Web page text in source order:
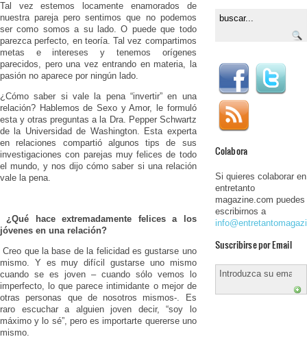
Tal vez estemos locamente enamorados de
nuestra pareja pero sentimos que no podemos
ser como somos a su lado. O puede que todo
parezca perfecto, en teoría. Tal vez compartimos
metas e intereses y tenemos orígenes
parecidos, pero una vez entrando en materia, la
pasión no aparece por ningún lado.
¿Cómo saber si vale la pena “invertir” en una
relación? Hablemos de Sexo y Amor, le formuló
esta y otras preguntas a la Dra. Pepper Schwartz
de la Universidad de Washington. Esta experta
en relaciones compartió algunos tips de sus
investigaciones con parejas muy felices de todo
el mundo, y nos dijo cómo saber si una relación
vale la pena.
¿Qué hace extremadamente felices a los
jóvenes en una relación?
Creo que la base de la felicidad es gustarse uno
mismo. Y es muy difícil gustarse uno mismo
cuando se es joven – cuando sólo vemos lo
imperfecto, lo que parece intimidante o mejor de
otras personas que de nosotros mismos-. Es
raro escuchar a alguien joven decir, “soy lo
máximo y lo sé”, pero es importarte quererse uno
mismo.
Colabora
Si quieres colaborar en
entretanto
magazine.com puedes
escribirnos a
Suscribirse por Email